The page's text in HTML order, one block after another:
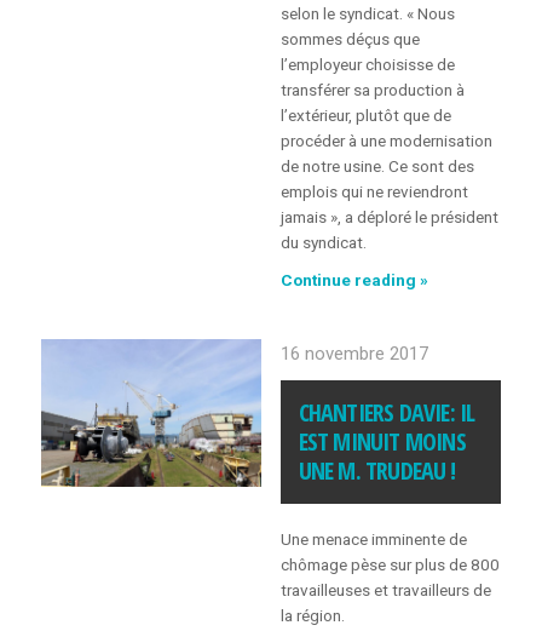
selon le syndicat. « Nous
sommes déçus que
l’employeur choisisse de
transférer sa production à
l’extérieur, plutôt que de
procéder à une modernisation
de notre usine. Ce sont des
emplois qui ne reviendront
jamais », a déploré le président
du syndicat.
Continue reading »
Leaf
de
Saint-
Anselme
16 novembre 2017
CHANTIERS DAVIE: IL
EST MINUIT MOINS
UNE M. TRUDEAU !
Une menace imminente de
chômage pèse sur plus de 800
travailleuses et travailleurs de
la région.
UN SYNDICAT POUR SE
FAIRE RESPECTER
FOIRE AUX QUESTIONS
(FAQ)
POURQUOI LA CSN?